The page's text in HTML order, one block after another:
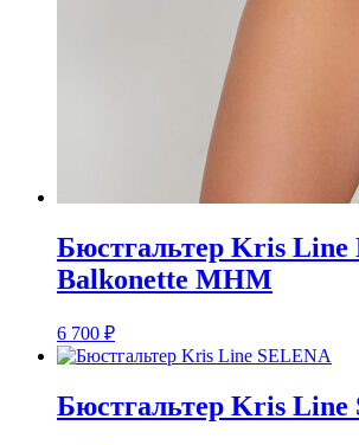
Бюстгальтер Kris Line
Balkonette MHM
6 700 ₽
Бюстгальтер Kris Line